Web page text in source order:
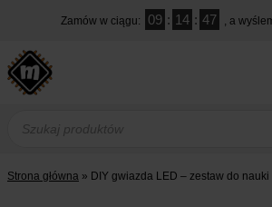
treści
Zamów w ciągu: 09 : 14 : 46 , a
produktów
Strona główna » DIY gwiazda LED – zestaw do